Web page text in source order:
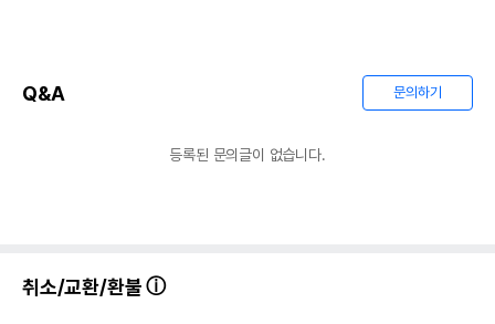
Q&A 문의하기
등록된 문의글이 없습니다.
취소/교환/환불